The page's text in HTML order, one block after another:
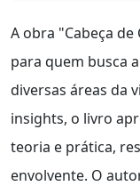
A obra "Cabeça
para quem busca
diversas áreas da
insights, o livro
teoria e prática,
envolvente. O